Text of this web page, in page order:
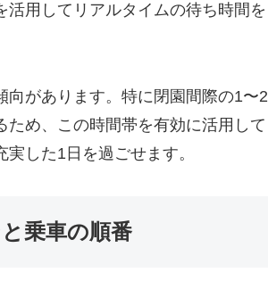
活用してリアルタイムの待ち時間を
があります。特に閉園間際の1〜2
め、この時間帯を有効に活用して
した1日を過ごせます。
乗車の順番